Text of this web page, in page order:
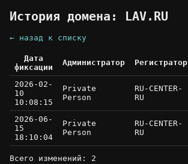
История домена: LAV.RU
← назад к списку
Дата
фиксации
Администратор Регистратор
2026-02-
10
10:08:15
Private
Person
RU-CENTER-
RU
2026-06-
15
18:10:04
Private
Person
RU-CENTER-
RU
Всего изменений: 2